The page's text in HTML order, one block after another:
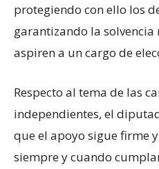
protegiendo con ello los
garantizando la solvencia
aspiren a un cargo de
Respecto al tema de las
independientes, el
que el apoyo sigue firme
siempre y cuando